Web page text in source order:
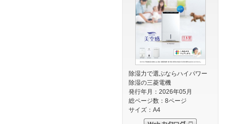
除湿力で選ぶならハイパワー
除湿の三菱電機
発行年月：2026年05月
総ページ数：8ページ
サイズ：A4